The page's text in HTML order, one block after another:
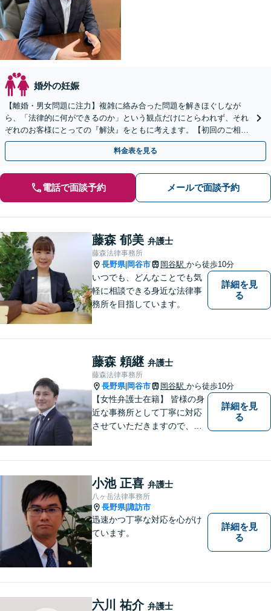
婚外の妊娠
【離婚・男女問題に注力】複雑に絡み合った問題を解きほぐしなが
ら、「法律的に何ができるのか」という観点だけにとらわれず、それ
ぞれのお客様にとっての『解決』をともに考えます。【初回のご相談
30分無料】【オンライン相談可能】
料金表を見る
電話で面談予約 メールで面談予約
藤森 郁美 弁護士
藤森法律事務所
長野県| 岡谷市 岡谷駅 から徒歩10分
いつでも、どんなことでも気
軽に相談できる身近な法律事
務所を目指しています。
詳細を見
る
藤森 頼継 弁護士
藤森法律事務所
長野県| 岡谷市 岡谷駅 から徒歩10分
【女性弁護士在籍】 皆様の身
近な事務所として丁寧に対応
させていただきますので、お
詳細を見
る
小池 正喜 弁護士
八ヶ岳法律事務所
長野県|諏訪市
迅速かつ丁寧な対応を心がけ
ています。
詳細を見
る
六川 祐介 弁護士